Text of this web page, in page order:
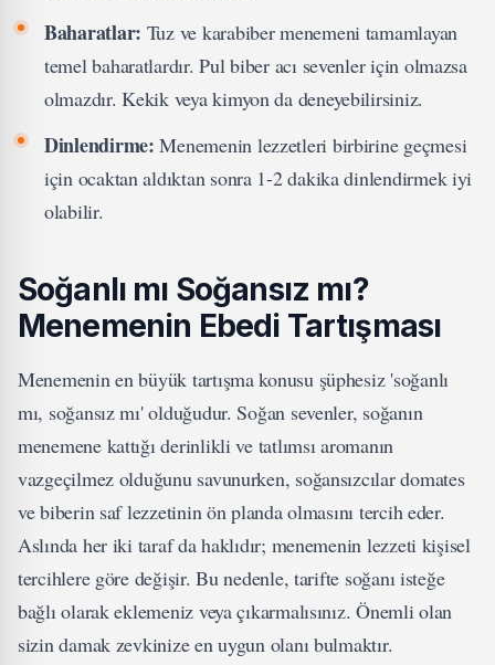
Baharatlar: Tuz ve karabiber menemeni tamamlayan
temel baharatlardır. Pul biber acı sevenler için olmazsa
olmazdır. Kekik veya kimyon da deneyebilirsiniz.
Dinlendirme: Menemenin lezzetleri birbirine geçmesi
için ocaktan aldıktan sonra 1-2 dakika dinlendirmek iyi
olabilir.
Soğanlı mı Soğansız mı?
Menemenin Ebedi Tartışması
Menemenin en büyük tartışma konusu şüphesiz 'soğanlı
mı, soğansız mı' olduğudur. Soğan sevenler, soğanın
menemene kattığı derinlikli ve tatlımsı aromanın
vazgeçilmez olduğunu savunurken, soğansızcılar domates
ve biberin saf lezzetinin ön planda olmasını tercih eder.
Aslında her iki taraf da haklıdır; menemenin lezzeti kişisel
tercihlere göre değişir. Bu nedenle, tarifte soğanı isteğe
bağlı olarak eklemeniz veya çıkarmalısınız. Önemli olan
sizin damak zevkinize en uygun olanı bulmaktır.